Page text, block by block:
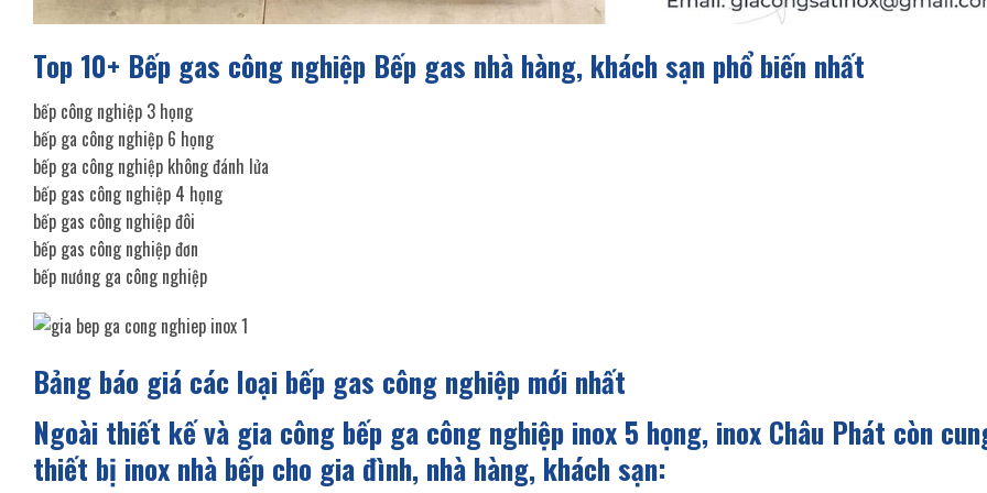
Top 10+ Bếp gas công nghiệp Bếp gas nhà hàng, khách sạn phổ biến nhất
bếp công nghiệp 3 họng
bếp ga công nghiệp 6 họng
bếp ga công nghiệp không đánh lửa
bếp gas công nghiệp 4 họng
bếp gas công nghiệp đôi
bếp gas công nghiệp đơn
bếp nướng ga công nghiệp
Bảng báo giá các loại bếp gas công nghiệp mới nhất
Ngoài thiết kế và gia công bếp ga công nghiệp inox 5 họng, inox Châu Phát còn
thiết bị inox nhà bếp cho gia đình, nhà hàng, khách sạn: